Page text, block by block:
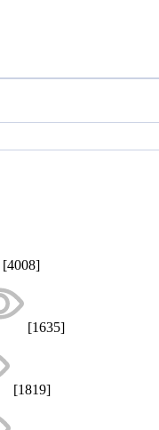
[4008]
[1635]
[1819]